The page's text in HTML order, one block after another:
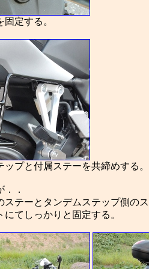
定する。
プと付属ステーを共締めする。
．
ステーとタンデムステップ側の
てしっかりと固定する。